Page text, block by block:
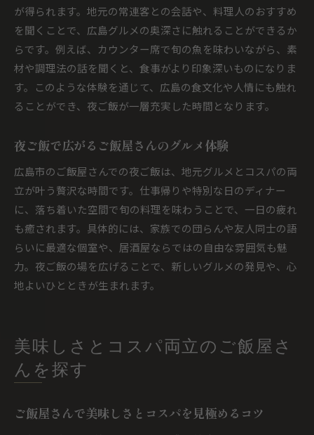
が得られます。地元の常連客との会話や、料理人のおすすめ
を聞くことで、広島グルメの奥深さに触れることができるか
らです。例えば、カウンター席で旬の魚を味わいながら、素
材や調理法の話を聞くと、食事がより印象深いものになりま
す。このような体験を通じて、広島の食文化や人情にも触れ
ることができ、夜ご飯が一層充実した時間となります。
夜ご飯で広がるご飯屋さんのグルメ体験
広島市のご飯屋さんでの夜ご飯は、地元グルメとコスパの両
立が叶う贅沢な時間です。仕事帰りや特別な日のディナー
に、落ち着いた空間で旬の料理を味わうことで、一日の疲れ
も癒されます。具体的には、家族での団らんや友人同士の語
らいに最適な個室や、居酒屋ならではの自由な雰囲気も魅
力。夜ご飯の場を広げることで、新しいグルメの発見や、心
地よいひとときが生まれます。
美味しさとコスパ両立のご飯屋さ
んを探す
ご飯屋さんで美味しさとコスパを見極めるコツ